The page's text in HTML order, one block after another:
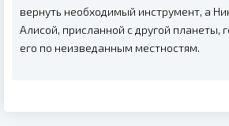
вернуть необходимый инструмент, а
Алисой, присланной с другой планеты,
его по неизведанным местностям.